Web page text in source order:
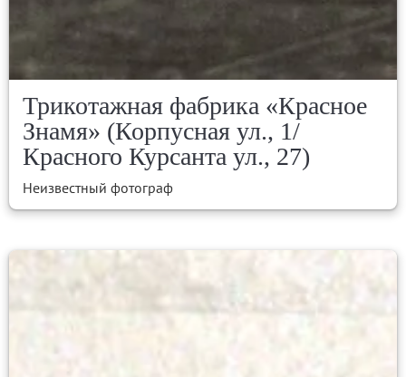
Трикотажная фабрика «Красное
Знамя» (Корпусная ул., 1/
Красного Курсанта ул., 27)
Неизвестный фотограф